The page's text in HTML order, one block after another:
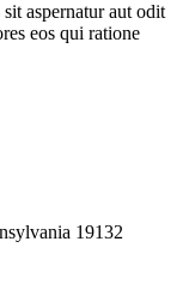
aspernatur aut odit
eos qui ratione
19132